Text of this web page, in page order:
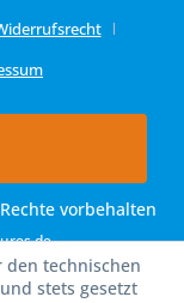
vorbehalten
den technischen
stets gesetzt